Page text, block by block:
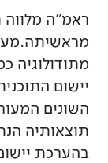
ראמ"ה
מתודולוגיה
יישום
השונים
תוצאותיה
בהערכת